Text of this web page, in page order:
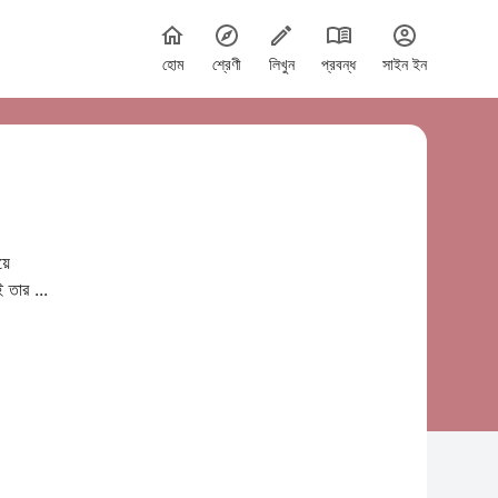
হোম শ্রেণী লিখুন প্রবন্ধ সাইন ইন
তার ...